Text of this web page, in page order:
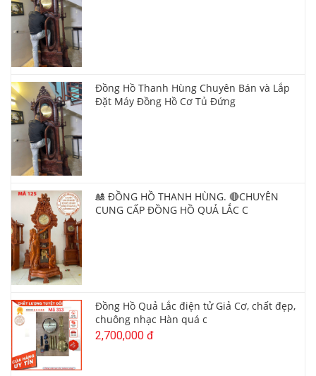
Đồng Hồ Thanh Hùng Chuyên Bán và Lắp
Đặt Máy Đồng Hồ Cơ Tủ Đứng
🎎 ĐỒNG HỒ THANH HÙNG. 🔴CHUYÊN
CUNG CẤP ĐỒNG HỒ QUẢ LẮC C
Đồng Hồ Quả Lắc điện tử Giả Cơ, chất đẹp,
chuông nhạc Hàn quá c
2,700,000 đ